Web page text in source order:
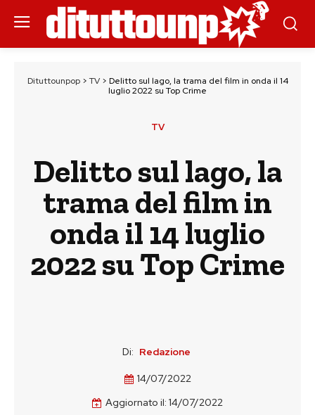
Dituttounpop> TV> Delitto sul lago, la trama del film in onda il 14
luglio 2022 su Top Crime
TV
Delitto sul lago, la
trama del film in
onda il 14 luglio
2022 su Top Crime
Di: Redazione
14/07/2022
Aggiornato il: 14/07/2022